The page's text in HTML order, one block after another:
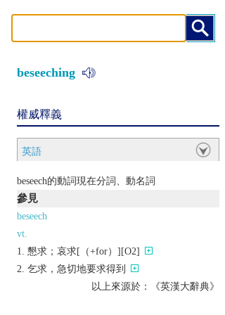
beseeching
權威釋義
英語
beseech的動詞現在分詞、動名詞
參見
beseech
vt.
懇求；哀求[（+for）][O2]
乞求，急切地要求得到
以上來源於：《英漢大辭典》